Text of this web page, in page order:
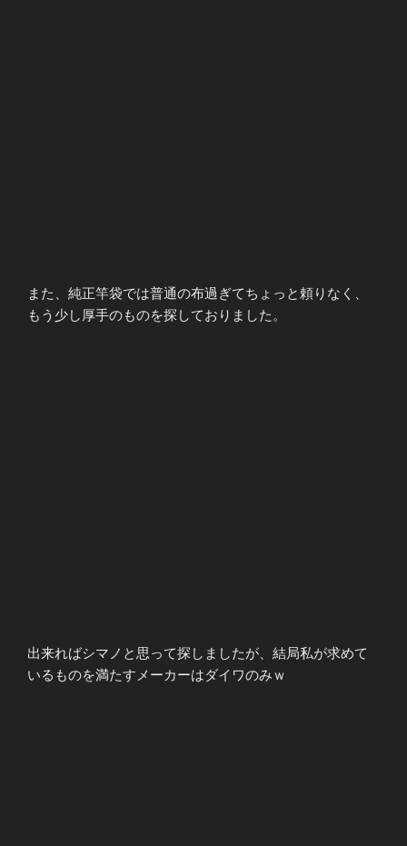
また、純正竿袋では普通の布過ぎてちょっと頼りなく、
もう少し厚手のものを探しておりました。
出来ればシマノと思って探しましたが、結局私が求めて
いるものを満たすメーカーはダイワのみｗ